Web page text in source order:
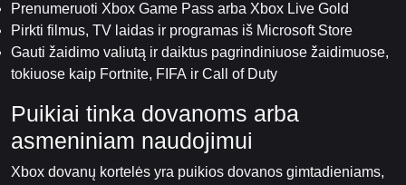
Prenumeruoti Xbox Game Pass arba Xbox Live Gold
Pirkti filmus, TV laidas ir programas iš Microsoft Store
Gauti žaidimo valiutą ir daiktus pagrindiniuose žaidimuose,
tokiuose kaip Fortnite, FIFA ir Call of Duty
Puikiai tinka dovanoms arba
asmeniniam naudojimui
Xbox dovanų kortelės yra puikios dovanos gimtadieniams,